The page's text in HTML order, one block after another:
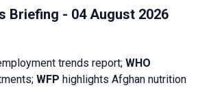
Briefing - 04 August 2026
trends report; WHO
WFP highlights Afghan nutrition